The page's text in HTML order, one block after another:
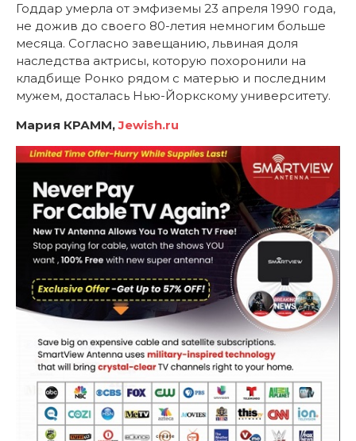
Годдар умерла от эмфиземы 23 апреля 1990 года,
не дожив до своего 80-летия немногим больше
месяца. Согласно завещанию, львиная доля
наследства актрисы, которую похоронили на
кладбище Ронко рядом с матерью и последним
мужем, досталась Нью-Йоркскому университету.
Мария КРАММ,Jewish.ru